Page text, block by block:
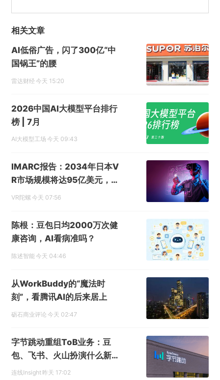
相关文章
AI低俗广告，闪了300亿“中
国锅王”的腰
雷达财经今天 15:20
2026中国AI大模型平台排行
榜 | 7月
AI大模型工场 今天 09:43
IMARC报告：2034年日本V
R市场规模将达95亿美元，年
复合增长率15.1%
VR陀螺 今天 07:56
陈根：豆包日均2000万次健
康咨询，AI看病准吗？
陈述智能今天 04:46
从WorkBuddy的“魔法时
刻”，看腾讯AI的后来居上
砺石商业评论 今天 02:47
字节跳动重组ToB业务：豆
包、飞书、火山扮演什么新角
色？
连线Insight 昨天 17:02